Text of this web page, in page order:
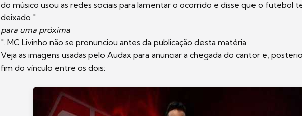
do músico usou as redes sociais para lamentar o ocorrido e disse que o futebol
deixado "
para uma próxima
". MC Livinho não se pronunciou antes da publicação desta matéria.
Veja as imagens usadas pelo Audax para anunciar a chegada do cantor e,
fim do vínculo entre os dois: